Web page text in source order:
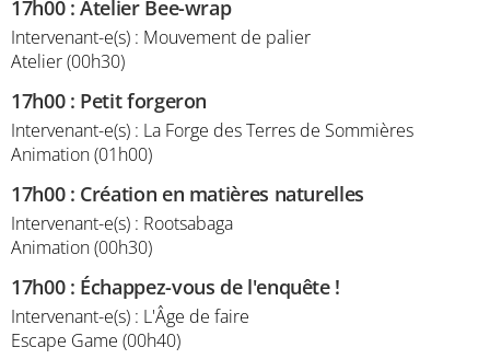
17h00:Atelier Bee-wrap
Intervenant-e(s) : Mouvement de palier
Atelier (00h30)
17h00: Petit forgeron
Intervenant-e(s) : La Forge des Terres de Sommières
Animation (01h00)
17h00: Création en matières naturelles
Intervenant-e(s) : Rootsabaga
Animation (00h30)
17h00: Échappez-vous de l'enquête !
Intervenant-e(s) : L'Âge de faire
Escape Game (00h40)